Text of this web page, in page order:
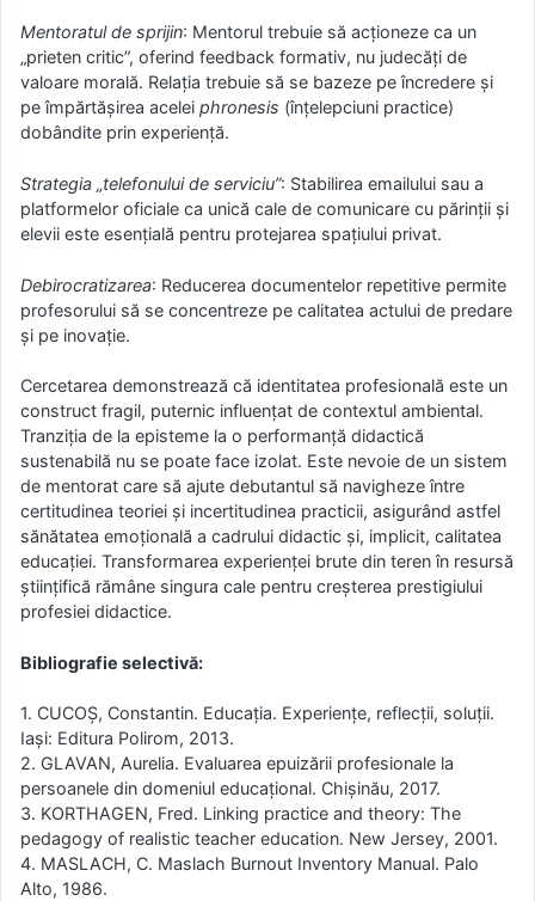
Mentoratul de sprijin: Mentorul trebuie să acționeze ca un
„prieten critic”, oferind feedback formativ, nu judecăți de
valoare morală. Relația trebuie să se bazeze pe încredere și
pe împărtășirea acelei phronesis (înțelepciuni practice)
dobândite prin experiență.
Strategia „telefonului de serviciu”: Stabilirea emailului sau a
platformelor oficiale ca unică cale de comunicare cu părinții și
elevii este esențială pentru protejarea spațiului privat.
Debirocratizarea: Reducerea documentelor repetitive permite
profesorului să se concentreze pe calitatea actului de predare
și pe inovație.
Cercetarea demonstrează că identitatea profesională este un
construct fragil, puternic influențat de contextul ambiental.
Tranziția de la episteme la o performanță didactică
sustenabilă nu se poate face izolat. Este nevoie de un sistem
de mentorat care să ajute debutantul să navigheze între
certitudinea teoriei și incertitudinea practicii, asigurând astfel
sănătatea emoțională a cadrului didactic și, implicit, calitatea
educației. Transformarea experienței brute din teren în resursă
științifică rămâne singura cale pentru creșterea prestigiului
profesiei didactice.
Bibliografie selectivă:
1. CUCOȘ, Constantin. Educaţia. Experienţe, reflecţii, soluţii.
Iaşi: Editura Polirom, 2013.
2. GLAVAN, Aurelia. Evaluarea epuizării profesionale la
persoanele din domeniul educaţional. Chișinău, 2017.
3. KORTHAGEN, Fred. Linking practice and theory: The
pedagogy of realistic teacher education. New Jersey, 2001.
4. MASLACH, C. Maslach Burnout Inventory Manual. Palo
Alto, 1986.